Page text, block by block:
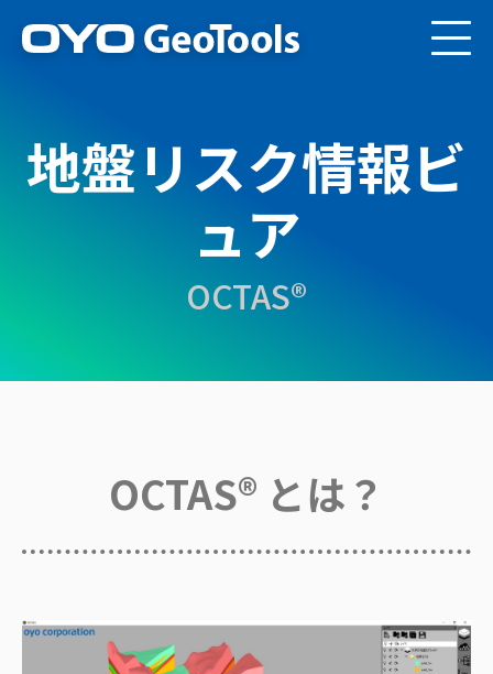
地盤リスク情報ビ
ュア
OCTAS®
OCTAS® とは？